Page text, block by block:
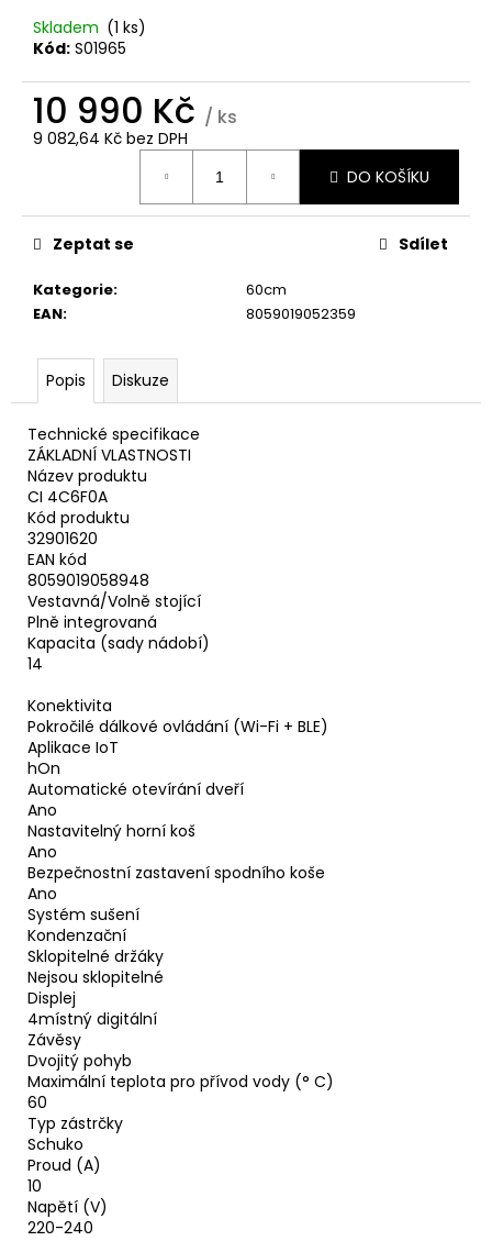
Skladem (1 ks)
Kód: S01965
10 990 Kč / ks
9 082,64 Kč bez DPH
DO KOŠÍKU
Kategorie:
60cm
EAN: 8059019052359
Zeptat se Sdílet
Popis Diskuze
Technické specifikace
ZÁKLADNÍ VLASTNOSTI
Název produktu
CI 4C6F0A
Kód produktu
32901620
EAN kód
8059019058948
Vestavná/Volně stojící
Plně integrovaná
Kapacita (sady nádobí)
14
Konektivita
Pokročilé dálkové ovládání (Wi-Fi + BLE)
Aplikace IoT
hOn
Automatické otevírání dveří
Ano
Nastavitelný horní koš
Ano
Bezpečnostní zastavení spodního koše
Ano
Systém sušení
Kondenzační
Sklopitelné držáky
Nejsou sklopitelné
Displej
4místný digitální
Závěsy
Dvojitý pohyb
Maximální teplota pro přívod vody (° C)
60
Typ zástrčky
Schuko
Proud (A)
10
Napětí (V)
220-240
u
e
m
12
Kč